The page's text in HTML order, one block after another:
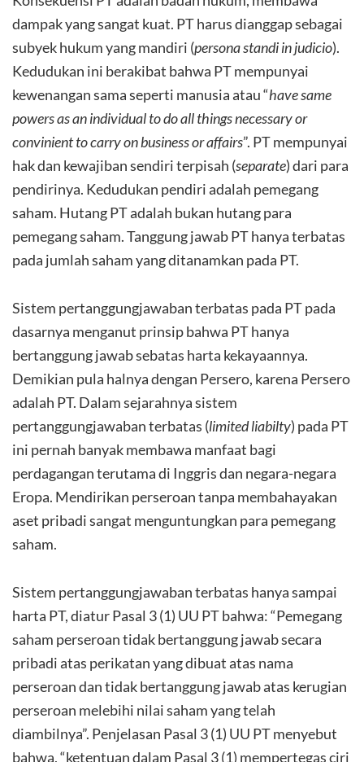
dampak yang sangat kuat. PT harus dianggap sebagai
subyek hukum yang mandiri (persona standi in judicio).
Kedudukan ini berakibat bahwa PT mempunyai
kewenangan sama seperti manusia atau “have same
powers as an individual to do all things necessary or
convinient to carry on business or affairs”. PT mempunyai
hak dan kewajiban sendiri terpisah (separate) dari para
pendirinya. Kedudukan pendiri adalah pemegang
saham. Hutang PT adalah bukan hutang para
pemegang saham. Tanggung jawab PT hanya terbatas
pada jumlah saham yang ditanamkan pada PT.
Sistem pertanggungjawaban terbatas pada PT pada
dasarnya menganut prinsip bahwa PT hanya
bertanggung jawab sebatas harta kekayaannya.
Demikian pula halnya dengan Persero, karena Persero
adalah PT. Dalam sejarahnya sistem
pertanggungjawaban terbatas (limitedliabilty) pada PT
ini pernah banyak membawa manfaat bagi
perdagangan terutama di Inggris dan negara-negara
Eropa. Mendirikan perseroan tanpa membahayakan
aset pribadi sangat menguntungkan para pemegang
saham.
Sistem pertanggungjawaban terbatas hanya sampai
harta PT, diatur Pasal 3 (1) UU PT bahwa: “Pemegang
saham perseroan tidak bertanggung jawab secara
pribadi atas perikatan yang dibuat atas nama
perseroan dan tidak bertanggung jawab atas kerugian
perseroan melebihi nilai saham yang telah
diambilnya”. Penjelasan Pasal 3 (1) UU PT menyebut
bahwa, “ketentuan dalam Pasal 3 (1) mempertegas ciri